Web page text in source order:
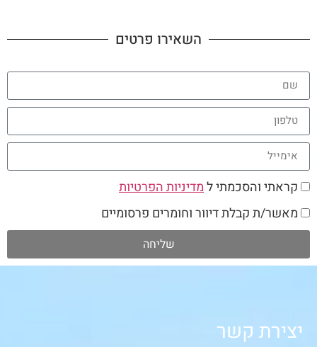
השאירו פרטים
קראתי והסכמתי למדיניות הפרטיות
מאשר/ת קבלת דיוור וחומרים פרסומיים
שליחה
יצירת קשר